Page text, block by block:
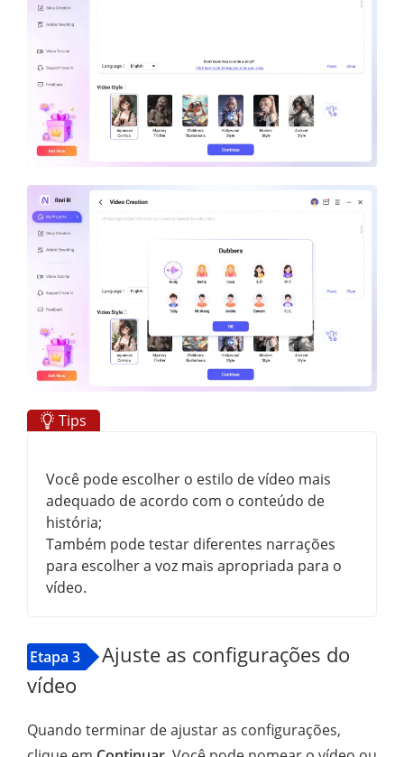
Tips
Você pode escolher o estilo de vídeo mais
adequado de acordo com o conteúdo de
história;
Também pode testar diferentes narrações
para escolher a voz mais apropriada para o
vídeo.
Etapa 3
Ajuste as configurações do
vídeo
Quando terminar de ajustar as configurações,